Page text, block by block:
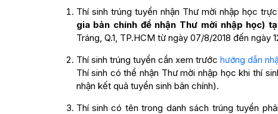
Thí sinh trúng tuyển nhận Thư mời nhập học
gia bản chính để nhận Thư mời nhập học)
Tráng, Q.1, TP.HCM từ ngày 07/8/2018 đến ngày
Thí sinh trúng tuyển cần xem trước hướng dẫn
Thí sinh có thể nhận Thư mời nhập học khi thí
nhận kết quả tuyển sinh bản chính).
Thí sinh có tên trong danh sách trúng tuyển